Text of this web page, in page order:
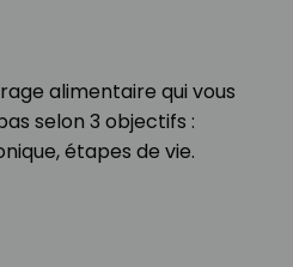
alimentaire qui vous
selon 3 objectifs :
étapes de vie.